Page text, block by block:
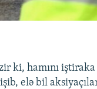
ki, hamını iştiraka
elə bil